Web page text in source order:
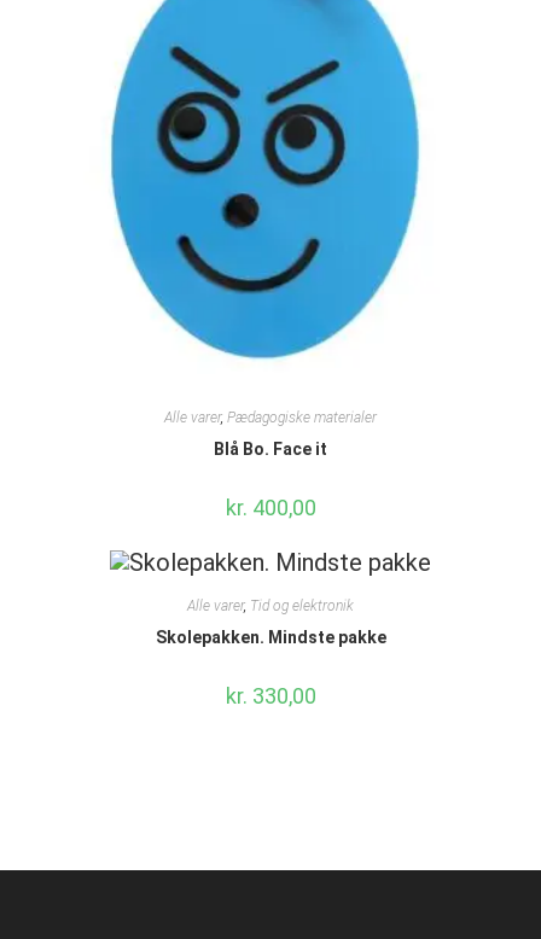
Alle varer, Pædagogiske materialer
Blå Bo. Face it
kr. 400,00
Alle varer, Tid og elektronik
Skolepakken. Mindste pakke
kr. 330,00